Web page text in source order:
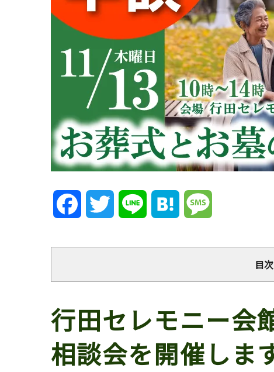
FacebookTwitter Line Hatena
目次
行田セレモニー会
相談会を開催しま